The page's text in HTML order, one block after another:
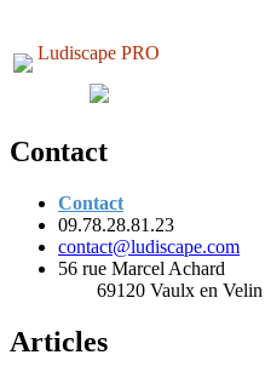
Ludiscape PRO
Contact
Contact
09.78.28.81.23
contact@ludiscape.com
56 rue Marcel Achard
69120 Vaulx en Velin
Articles